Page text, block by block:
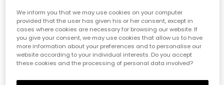
Weißes gestreiftes Babykleid
We inform you that we may use cookies on your computer
provided that the user has given his or her consent, except in
cases where cookies are necessary for browsing our website. If
you give your consent, we may use cookies that allow us to have
more information about your preferences and to personalise our
website according to your individual interests. Do you accept
these cookies and the processing of personal data involved?